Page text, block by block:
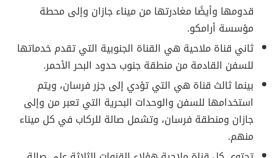
قدومها وأيضًا مغادرتها من ميناء جازان وإلى محطة
مؤسسة أرامكو.
ثاني قناة ملاحية هي القناة الجنوبية التي تقدم خدماتها
للسفن القادمة من منطقة جنوب حدود البحر الأحمر.
بينما ثالث قناة هي التي تؤدي إلى جزر فرسان، ويتم
استخدامها للسفن والوحدات البحرية التي تعبر من وإلى
جازان ومنطقة فرسان، وتشمل صالة للركاب في كل ميناء
منهم.